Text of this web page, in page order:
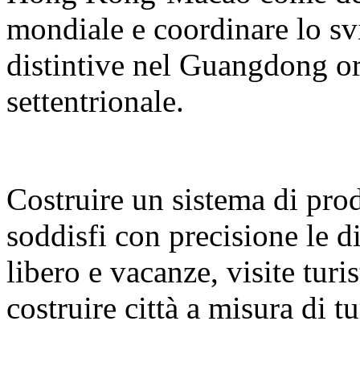
mondiale e coordinare lo
distintive nel Guangdong
settentrionale.
Costruire un sistema di
soddisfi con precisione le
libero e vacanze, visite
costruire città a misura di